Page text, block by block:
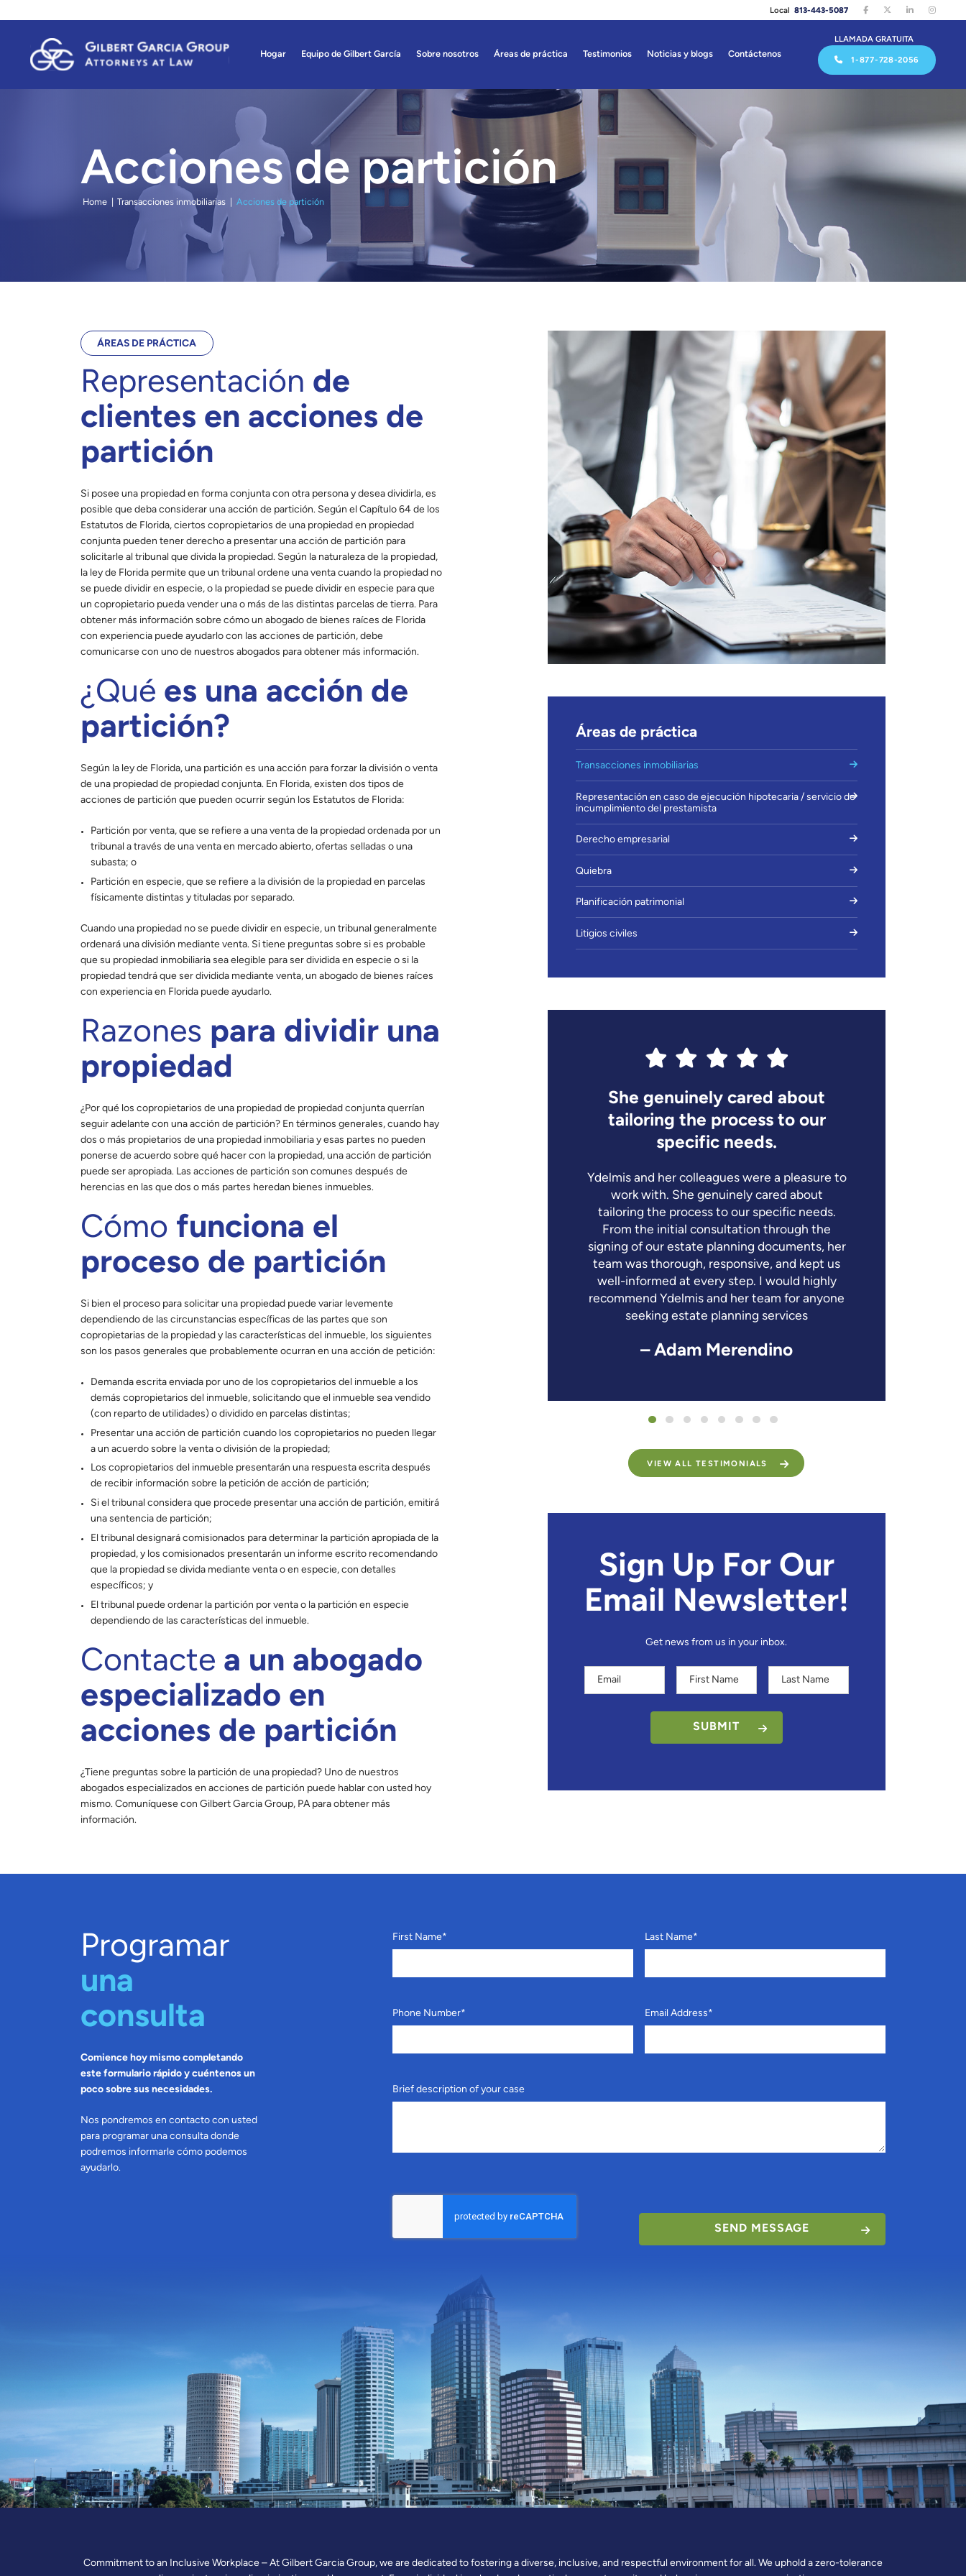
to
content
Local 813-443-5087
Hogar Equipo de Gilbert García Sobre nosotros Áreas de práctica Testimonios Noticias y blogs Contáctenos
LLAMADA GRATUITA
1-877-728-2056
Acciones de partición
Home Transacciones inmobiliarias Acciones de partición
ÁREAS DE PRÁCTICA
Representación de
clientes en acciones de
partición
Si posee una propiedad en forma conjunta con otra persona y desea dividirla, es
posible que deba considerar una acción de partición. Según el Capítulo 64 de los
Estatutos de Florida, ciertos copropietarios de una propiedad en propiedad
conjunta pueden tener derecho a presentar una acción de partición para
solicitarle al tribunal que divida la propiedad. Según la naturaleza de la propiedad,
la ley de Florida permite que un tribunal ordene una venta cuando la propiedad no
se puede dividir en especie, o la propiedad se puede dividir en especie para que
un copropietario pueda vender una o más de las distintas parcelas de tierra. Para
obtener más información sobre cómo un abogado de bienes raíces de Florida
con experiencia puede ayudarlo con las acciones de partición, debe
comunicarse con uno de nuestros abogados para obtener más información.
¿Qué es una acción de
partición?
Según la ley de Florida, una partición es una acción para forzar la división o venta
de una propiedad de propiedad conjunta. En Florida, existen dos tipos de
acciones de partición que pueden ocurrir según los Estatutos de Florida:
Partición por venta, que se refiere a una venta de la propiedad ordenada por un
tribunal a través de una venta en mercado abierto, ofertas selladas o una
subasta; o
Partición en especie, que se refiere a la división de la propiedad en parcelas
físicamente distintas y tituladas por separado.
Cuando una propiedad no se puede dividir en especie, un tribunal generalmente
ordenará una división mediante venta. Si tiene preguntas sobre si es probable
que su propiedad inmobiliaria sea elegible para ser dividida en especie o si la
propiedad tendrá que ser dividida mediante venta, un abogado de bienes raíces
con experiencia en Florida puede ayudarlo.
Razones para dividir una
propiedad
¿Por qué los copropietarios de una propiedad de propiedad conjunta querrían
seguir adelante con una acción de partición? En términos generales, cuando hay
dos o más propietarios de una propiedad inmobiliaria y esas partes no pueden
ponerse de acuerdo sobre qué hacer con la propiedad, una acción de partición
puede ser apropiada. Las acciones de partición son comunes después de
herencias en las que dos o más partes heredan bienes inmuebles.
Cómo funciona el
proceso de partición
Si bien el proceso para solicitar una propiedad puede variar levemente
dependiendo de las circunstancias específicas de las partes que son
copropietarias de la propiedad y las características del inmueble, los siguientes
son los pasos generales que probablemente ocurran en una acción de petición:
Demanda escrita enviada por uno de los copropietarios del inmueble a los
demás copropietarios del inmueble, solicitando que el inmueble sea vendido
(con reparto de utilidades) o dividido en parcelas distintas;
Presentar una acción de partición cuando los copropietarios no pueden llegar
a un acuerdo sobre la venta o división de la propiedad;
Los copropietarios del inmueble presentarán una respuesta escrita después
de recibir información sobre la petición de acción de partición;
Si el tribunal considera que procede presentar una acción de partición, emitirá
una sentencia de partición;
El tribunal designará comisionados para determinar la partición apropiada de la
propiedad, y los comisionados presentarán un informe escrito recomendando
que la propiedad se divida mediante venta o en especie, con detalles
específicos; y
El tribunal puede ordenar la partición por venta o la partición en especie
dependiendo de las características del inmueble.
Contacte a un abogado
especializado en
acciones de partición
¿Tiene preguntas sobre la partición de una propiedad? Uno de nuestros
abogados especializados en acciones de partición puede hablar con usted hoy
mismo. Comuníquese con Gilbert Garcia Group, PA para obtener más
información.
Áreas de práctica
Transacciones inmobiliarias
Representación en caso de ejecución hipotecaria / servicio de
incumplimiento del prestamista
Derecho empresarial
Quiebra
Planificación patrimonial
Litigios civiles
thoughtful to all parties
I worked with Tilford Yates who represented
me and a partner seeking a partition lawsuit.
This was a delicate matter because it involved
the issue by negotiating a sale with the
refused. Tilford remained professional,
attentive, and thoughtful to all parties
Tilford and his staff!
– Caroline
She genuinely cared about
tailoring the process to our
specific needs.
Ydelmis and her colleagues were a pleasure to
work with. She genuinely cared about
tailoring the process to our specific needs.
From the initial consultation through the
signing of our estate planning documents, her
team was thorough, responsive, and kept us
well-informed at every step. I would highly
recommend Ydelmis and her team for anyone
seeking estate planning services
– Adam Merendino
VIEW ALL TESTIMONIALS
Sign Up For Our
Email Newsletter!
Get news from us in your inbox.
Email
SUBMIT
Programar
una
consulta
Comience hoy mismo completando
este formulario rápido y cuéntenos un
poco sobre sus necesidades.
Nos pondremos en contacto con usted
para programar una consulta donde
podremos informarle cómo podemos
ayudarlo.
First Name* Last Name*
Phone Number* Email Address*
Brief description of your case
SEND MESSAGE
Commitment to an Inclusive Workplace – At Gilbert Garcia Group, we are dedicated to fostering a diverse, inclusive, and respectful environment for all. We uphold a zero-tolerance